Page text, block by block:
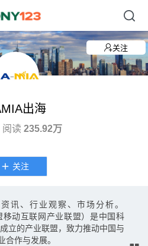
关注
出海
| 阅读 235.92万
关注
讯、行业观察、市场分析。
移动互联网产业联盟）是中国科
立的产业联盟，致力推动中国与
合作与发展。